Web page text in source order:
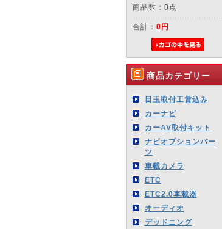
商品数：0点
合計： 0円
商品カテゴリー
目玉取付工賃込み
カーナビ
カーAV取付キット
ナビオプションパー
ツ
車載カメラ
ETC
ETC2.0車載器
オーディオ
デッドニング